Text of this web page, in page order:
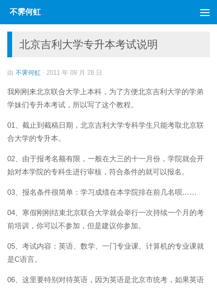
跳至内容
不霁何虹
北京吉利大学专升本考试说明
由 不霁何虹 · 2011 年 09 月 28 日
我刚刚来北京联合大学上本科，为了方便北京吉利大学的学弟
学妹们专升本考试，所以写了这个教程。
01、截止到截稿日期，北京吉利大学专科学生只能考取北京联
合大学的专升本。
02、由于报考名额有限，一般在大三的十一月份，学院就会开
始对本学院的专科生进行审核，符合条件的就可以报名。
03、报名条件很简单：学习成绩在本学院排在前几名呗……
04、寒假刚刚结束北京联合大学就会举行一次持续一个月的考
前培训，你可以不参加，但是建议你参加。
05、考试内容：英语、数学、一门专业课。计算机的专业课就
是C语言。
06、这里要特别对待英语，因为英语是北京市统考，如果英语